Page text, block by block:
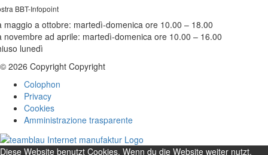
BBT-Infopoint
maggio a ottobre: martedì-domenica ore 10.00 – 18.00
novembre ad aprile: martedì-domenica ore 10.00 – 16.00
lunedì
© 2026 Copyright Copyright
Colophon
Privacy
Cookies
Amministrazione trasparente
Diese Website benutzt Cookies. Wenn du die Website weiter nutzt,